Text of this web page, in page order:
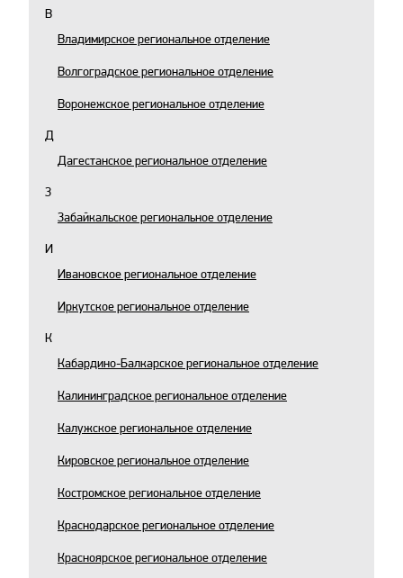
В
Владимирское региональное отделение
Волгоградское региональное отделение
Воронежское региональное отделение
Д
Дагестанское региональное отделение
З
Забайкальское региональное отделение
И
Ивановское региональное отделение
Иркутское региональное отделение
К
Кабардино-Балкарское региональное отделение
Калининградское региональное отделение
Калужское региональное отделение
Кировское региональное отделение
Костромское региональное отделение
Краснодарское региональное отделение
Красноярское региональное отделение